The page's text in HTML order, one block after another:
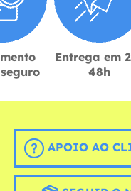
Entrega em
48h
APOIO AO